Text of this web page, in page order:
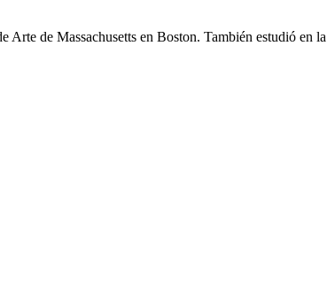
Arte de Massachusetts en Boston. También estudió